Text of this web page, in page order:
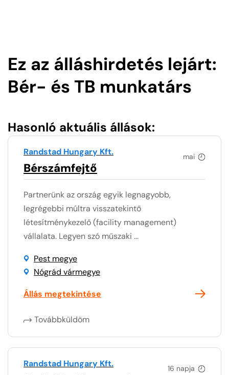
Ez az álláshirdetés lejárt:
Bér- és TB munkatárs
Hasonló aktuális állások:
mai
Randstad Hungary Kft.
Bérszámfejtő
Partnerünk az ország egyik legnagyobb,
legrégebbi múltra visszatekintő
létesítménykezelő (facility management)
vállalata. Legyen szó műszaki ...
Pest megye
Nógrád vármegye
Állás megtekintése
Továbbküldöm
16 napja
Randstad Hungary Kft.